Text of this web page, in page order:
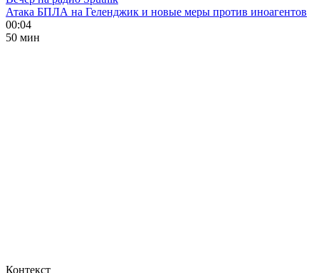
Атака БПЛА на Геленджик и новые меры против иноагентов
00:04
50 мин
Контекст